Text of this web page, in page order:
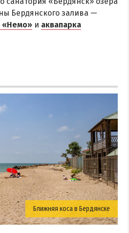
Бердянского залива —
«Немо» и аквапарка
Ближняя коса в Бердянске